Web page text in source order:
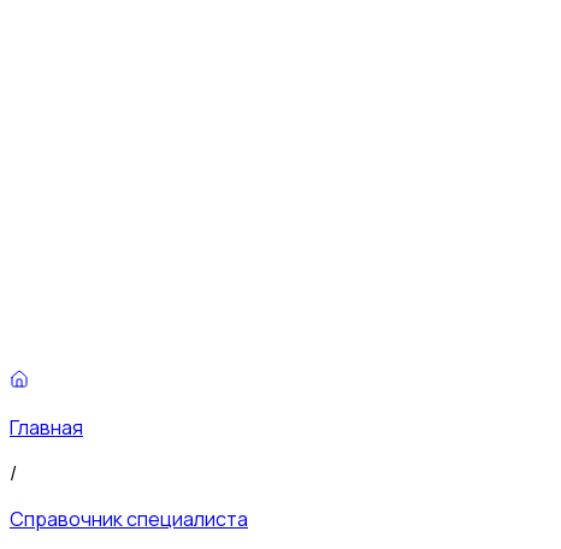
Главная
/
Справочник специалиста